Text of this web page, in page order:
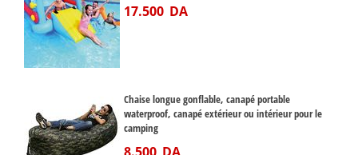
17.500 DA
Chaise longue gonflable, canapé portable
waterproof, canapé extérieur ou intérieur pour le
camping